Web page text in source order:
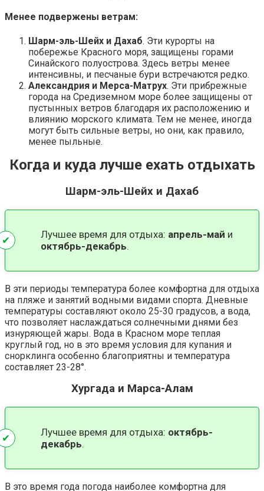
Менее подвержены ветрам:
Шарм-эль-Шейх и Дахаб. Эти курорты на
побережье Красного моря, защищены горами
Синайского полуострова. Здесь ветры менее
интенсивны, и песчаные бури встречаются редко​​.
Александрия и Мерса-Матрух. Эти прибрежные
города на Средиземном море более защищены от
пустынных ветров благодаря их расположению и
влиянию морского климата. Тем не менее, иногда
могут быть сильные ветры, но они, как правило,
менее пыльные​.
Когда и куда лучше ехать отдыхать
Шарм-эль-Шейх и Дахаб
Лучшее время для отдыха: апрель-май и
октябрь-декабрь.
В эти периоды температура более комфортна для отдыха
на пляже и занятий водными видами спорта. Дневные
температуры составляют около 25-30 градусов, а вода,
что позволяет наслаждаться солнечными днями без
изнуряющей жары. Вода в Красном море теплая
круглый год, но в это время условия для купания и
снорклинга особенно благоприятны​​ и температура
составляет 23-28°.
Хургада и Марса-Алам
Лучшее время для отдыха: октябрь-
декабрь.
В это время года погода наиболее комфортна для